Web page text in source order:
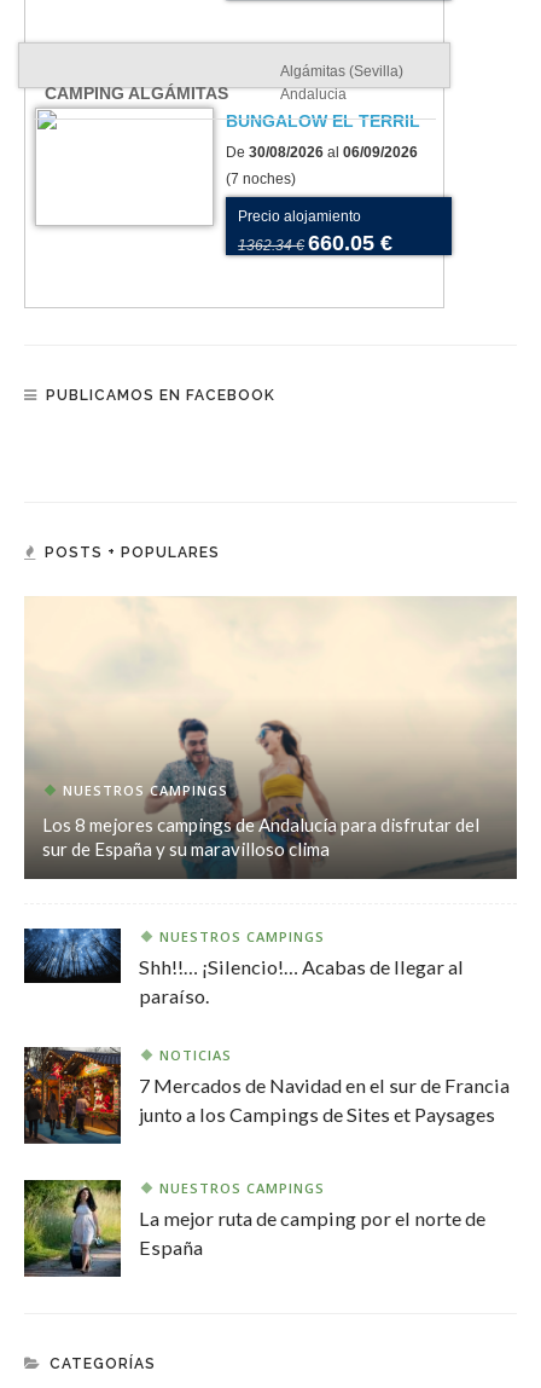
CAMPING ALGÁMITAS
Algámitas (Sevilla)
Andalucia
BUNGALOW EL TERRIL
De 30/08/2026 al 06/09/2026
(7 noches)
Precio alojamiento
1362.34 € 660.05 €
PUBLICAMOS EN FACEBOOK
POSTS + POPULARES
NUESTROS CAMPINGS
Los 8 mejores campings de Andalucía para disfrutar del
sur de España y su maravilloso clima
NUESTROS CAMPINGS
Shh!!… ¡Silencio!… Acabas de llegar al
paraíso.
NOTICIAS
7 Mercados de Navidad en el sur de Francia
junto a los Campings de Sites et Paysages
NUESTROS CAMPINGS
La mejor ruta de camping por el norte de
España
CATEGORÍAS